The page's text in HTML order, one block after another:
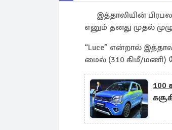
இத்தாலியின்
எனும் தனது முதல்
“Luce” என்றால்
மைல் (310 கிமீ/மணி)
100